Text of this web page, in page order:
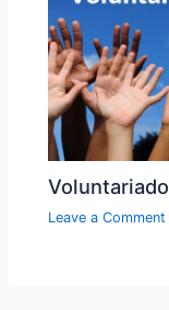
Voluntariado
Leave a Comment